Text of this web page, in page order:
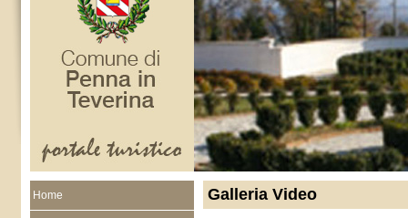
Home Galleria Video